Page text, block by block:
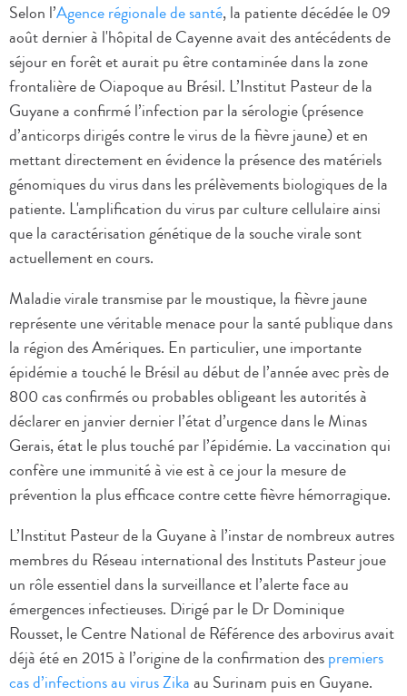
Selon l’Agence régionale de santé, la patiente décédée le 09
août dernier à l'hôpital de Cayenne avait des antécédents de
séjour en forêt et aurait pu être contaminée dans la zone
frontalière de Oiapoque au Brésil. L’Institut Pasteur de la
Guyane a confirmé l’infection par la sérologie (présence
d’anticorps dirigés contre le virus de la fièvre jaune) et en
mettant directement en évidence la présence des matériels
génomiques du virus dans les prélèvements biologiques de la
patiente. L'amplification du virus par culture cellulaire ainsi
que la caractérisation génétique de la souche virale sont
actuellement en cours.
Maladie virale transmise par le moustique, la fièvre jaune
représente une véritable menace pour la santé publique dans
la région des Amériques. En particulier, une importante
épidémie a touché le Brésil au début de l’année avec près de
800 cas confirmés ou probables obligeant les autorités à
déclarer en janvier dernier l’état d’urgence dans le Minas
Gerais, état le plus touché par l’épidémie. La vaccination qui
confère une immunité à vie est à ce jour la mesure de
prévention la plus efficace contre cette fièvre hémorragique.
L’Institut Pasteur de la Guyane à l’instar de nombreux autres
membres du Réseau international des Instituts Pasteur joue
un rôle essentiel dans la surveillance et l’alerte face au
émergences infectieuses. Dirigé par le Dr Dominique
Rousset, le Centre National de Référence des arbovirus avait
déjà été en 2015 à l’origine de la confirmation despremiers
cas d’infections au virus Zikaau Surinam puis en Guyane.